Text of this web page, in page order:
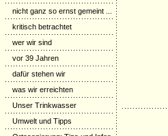
nicht ganz so ernst gemeint ...
kritisch betrachtet
wer wir sind
vor 39 Jahren
dafür stehen wir
was wir erreichten
Unser Trinkwasser
Umwelt und Tipps